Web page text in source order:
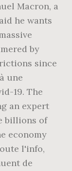
Macron, a
he wants
by
since
une
19. The
an expert
billions of
economy
l'info,
de